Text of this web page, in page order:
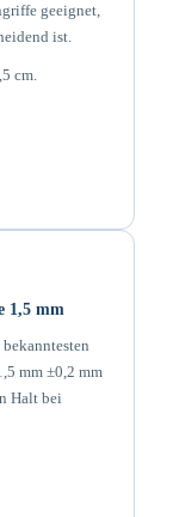
geeignet,
ist.
cm.
1,5 mm
mm ±0,2 mm
Halt bei